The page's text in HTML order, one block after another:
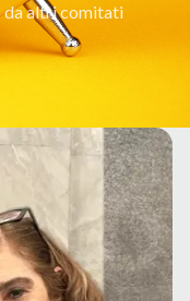
da altri comitati